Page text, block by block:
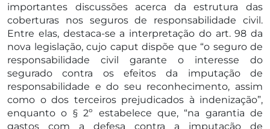
importantes discussões acerca da estrutura das
coberturas nos seguros de responsabilidade civil.
Entre elas, destaca-se a interpretação do art. 98 da
nova legislação, cujo caput dispõe que “o seguro de
responsabilidade civil garante o interesse do
segurado contra os efeitos da imputação de
responsabilidade e do seu reconhecimento, assim
como o dos terceiros prejudicados à indenização”,
enquanto o § 2º estabelece que, “na garantia de
gastos com a defesa contra a imputação de